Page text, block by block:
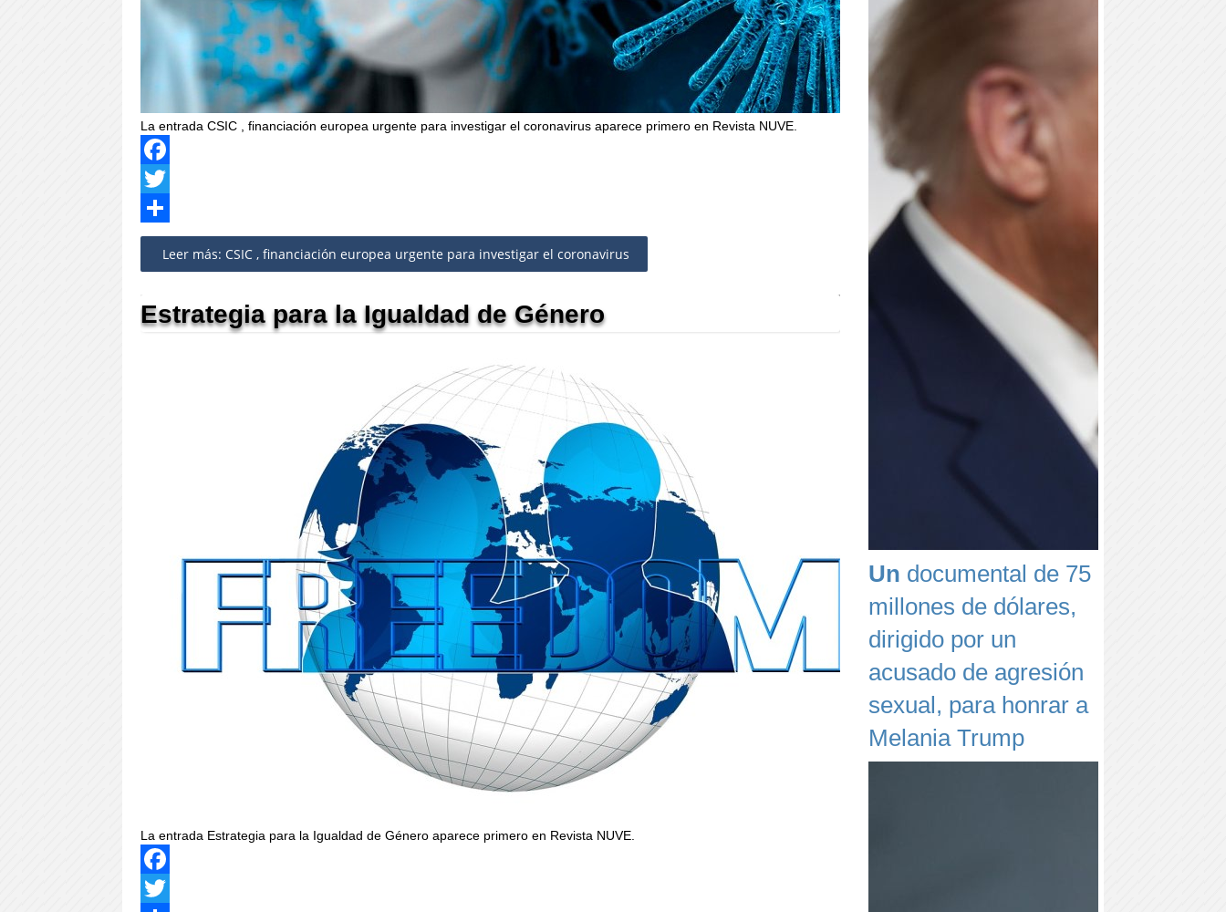
La entrada CSIC , financiación europea urgente para investigar el coronavirus aparece primero en Revista NUVE.
Facebook
Twitter
Share
Leer más: CSIC , financiación europea urgente para investigar el coronavirus
Estrategia para la Igualdad de Género
La entrada Estrategia para la Igualdad de Género aparece primero en Revista NUVE.
Facebook
Un documental de 75
millones de dólares,
dirigido por un
acusado de agresión
sexual, para honrar a
Melania Trump